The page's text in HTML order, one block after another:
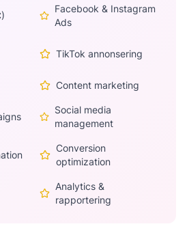
Facebook & Instagram
Ads
TikTok annonsering
Content marketing
Social media
management
Conversion
optimization
Analytics &
rapportering